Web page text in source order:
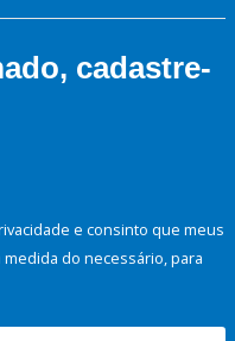
cadastre-
e consinto que meus
do necessário, para